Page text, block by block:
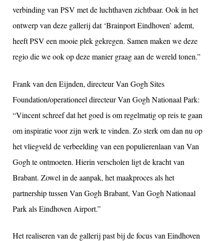
verbinding van PSV met de luchthaven zichtbaar. Ook in het
ontwerp van deze gallerij dat ‘Brainport Eindhoven’ ademt,
heeft PSV een mooie plek gekregen. Samen maken we deze
regio die we ook op deze manier graag aan de wereld tonen.”
Frank van den Eijnden, directeur Van Gogh Sites
Foundation/operationeel directeur Van Gogh Nationaal Park:
“Vincent schreef dat het goed is om regelmatig op reis te gaan
om inspiratie voor zijn werk te vinden. Zo sterk om dan nu op
het vliegveld de verbeelding van een populierenlaan van Van
Gogh te ontmoeten. Hierin verscholen ligt de kracht van
Brabant. Zowel in de aanpak, het maakproces als het
partnership tussen Van Gogh Brabant, Van Gogh Nationaal
Park als Eindhoven Airport.”
Het realiseren van de gallerij past bij de focus van Eindhoven